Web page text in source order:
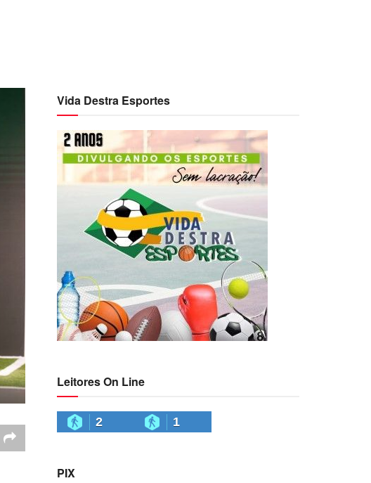
Vida Destra Esportes
Leitores On Line
2 1
PIX